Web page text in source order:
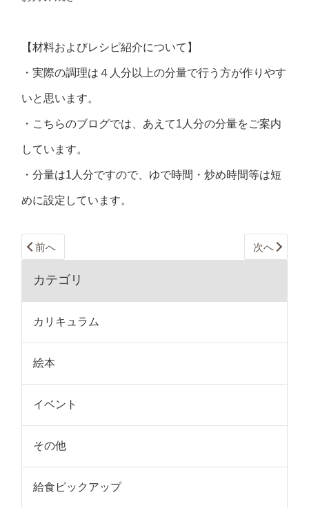
【材料およびレシピ紹介について】
・実際の調理は４人分以上の分量で行う方が作りやす
いと思います。
・こちらのブログでは、あえて1人分の分量をご案内
しています。
・分量は1人分ですので、ゆで時間・炒め時間等は短
めに設定しています。
前へ 次へ
カテゴリ
カリキュラム
絵本
イベント
その他
給食ピックアップ